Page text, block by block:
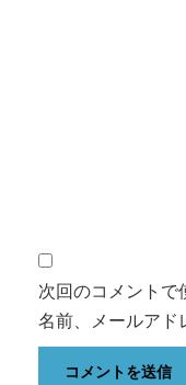
次回のコメントで
名前、メールアド